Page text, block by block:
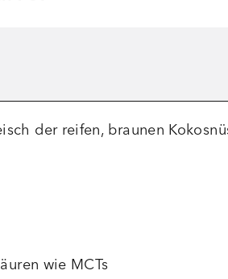
der reifen, braunen
wie MCTs